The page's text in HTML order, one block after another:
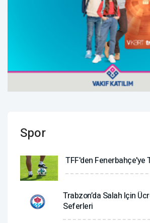
Spor
TFF'den Fenerbahçe'ye
Trabzon’da Salah Için
Seferleri